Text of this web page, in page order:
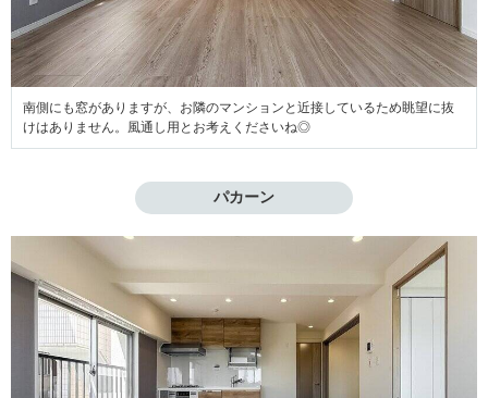
南側にも窓がありますが、お隣のマンションと近接しているため眺望に抜
けはありません。風通し用とお考えくださいね◎
パカーン